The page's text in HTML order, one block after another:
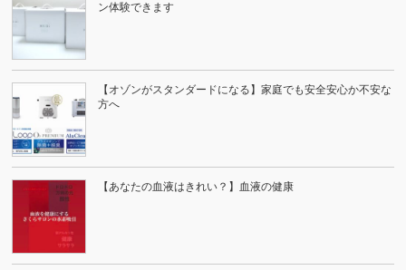
ン体験できます
【オゾンがスタンダードになる】家庭でも安全安心か不安な
方へ
【あなたの血液はきれい？】血液の健康